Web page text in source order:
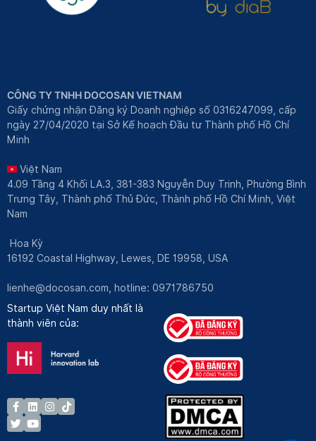
CÔNG TY TNHH DOCOSAN VIETNAM
Giấy chứng nhận Đăng ký Doanh nghiệp số 0316247099, cấp
ngày 27/04/2020 tại Sở Kế hoạch Đầu tư Thành phố Hồ Chí
Minh
Việt Nam
4.09 Tầng 4 Khối LA.3, 381-383 Nguyễn Duy Trinh, Phường Bình
Trưng Tây, Thành phố Thủ Đức, Thành phố Hồ Chí Minh, Việt
Nam
Hoa Kỳ
16192 Coastal Highway, Lewes, DE 19958, USA
lienhe@docosan.com , hotline: 0971786750
Startup Việt Nam duy nhất là
thành viên của: